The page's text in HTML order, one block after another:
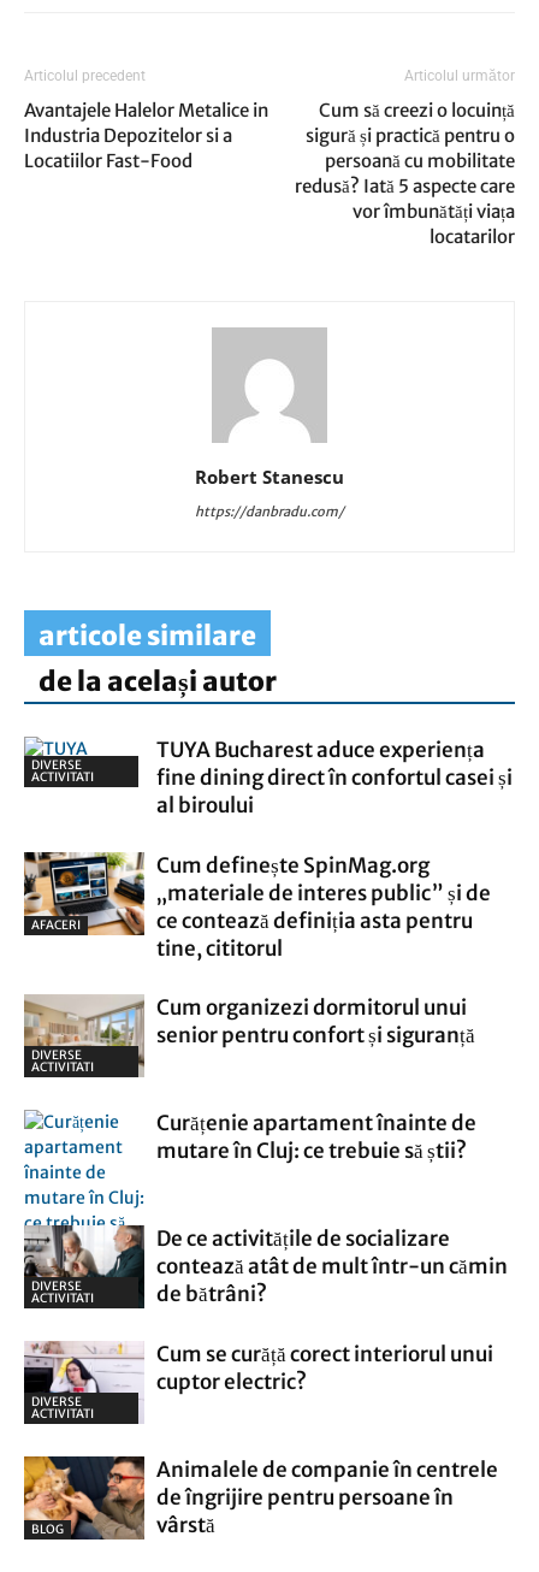
Articolul precedent
Avantajele Halelor Metalice in
Industria Depozitelor si a
Locatiilor Fast-Food
Articolul următor
Cum să creezi o locuință
sigură și practică pentru o
persoană cu mobilitate
redusă? Iată 5 aspecte care
vor îmbunătăți viața
locatarilor
Robert Stanescu
https://danbradu.com/
articole similare
de la același autor
DIVERSE
ACTIVITATI
TUYA Bucharest aduce experiența
fine dining direct în confortul casei și
al biroului
AFACERI
Cum definește SpinMag.org
„materiale de interes public” și de
ce contează definiția asta pentru
tine, cititorul
DIVERSE
ACTIVITATI
Cum organizezi dormitorul unui
senior pentru confort și siguranță
Casa Si Gradina
Curățenie apartament înainte de
mutare în Cluj: ce trebuie să știi?
DIVERSE
ACTIVITATI
De ce activitățile de socializare
contează atât de mult într-un cămin
de bătrâni?
DIVERSE
ACTIVITATI
Cum se curăță corect interiorul unui
cuptor electric?
BLOG
Animalele de companie în centrele
de îngrijire pentru persoane în
vârstă